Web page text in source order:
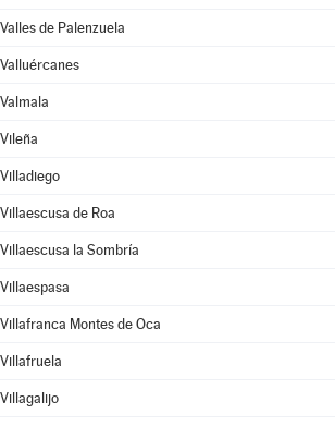
Valles de Palenzuela
Valluércanes
Valmala
Vileña
Villadiego
Villaescusa de Roa
Villaescusa la Sombría
Villaespasa
Villafranca Montes de Oca
Villafruela
Villagalijo